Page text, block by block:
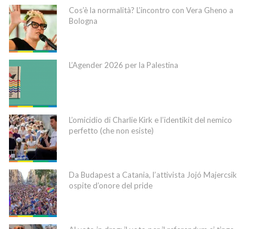
Cos’è la normalità? L’incontro con Vera Gheno a
Bologna
L’Agender 2026 per la Palestina
L’omicidio di Charlie Kirk e l’identikit del nemico
perfetto (che non esiste)
Da Budapest a Catania, l’attivista Jojó Majercsik
ospite d’onore del pride